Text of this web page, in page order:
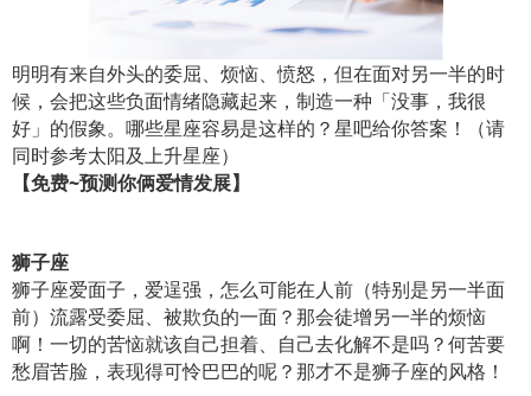
明明有来自外头的委屈、烦恼、愤怒，但在面对另一半的时
候，会把这些负面情绪隐藏起来，制造一种「没事，我很
好」的假象。哪些星座容易是这样的？星吧给你答案！（请
同时参考太阳及上升星座）
【免费~预测你俩爱情发展】
狮子座
狮子座爱面子，爱逞强，怎么可能在人前（特别是另一半面
前）流露受委屈、被欺负的一面？那会徒增另一半的烦恼
啊！一切的苦恼就该自己担着、自己去化解不是吗？何苦要
愁眉苦脸，表现得可怜巴巴的呢？那才不是狮子座的风格！